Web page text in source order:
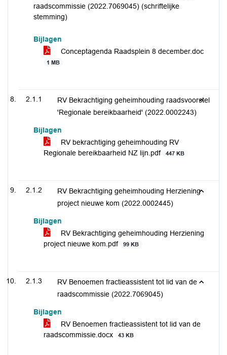
raadscommissie (2022.7069045) (schriftelijke
stemming)
Bijlagen
Conceptagenda Raadsplein 8 december.doc
1 MB
2.1.1
RV Bekrachtiging geheimhouding raadsvoorstel
'Regionale bereikbaarheid' (2022.0002243)
Bijlagen
RV bekrachtiging geheimhouding RV
Regionale bereikbaarheid NZ lijn.pdf
447 KB
2.1.2
RV Bekrachtiging geheimhouding Herziening
project nieuwe kom (2022.0002445)
Bijlagen
RV Bekrachtiging geheimhouding Herziening
project nieuwe kom.pdf
99 KB
2.1.3
RV Benoemen fractieassistent tot lid van de
raadscommissie (2022.7069045)
Bijlagen
RV Benoemen fractieassistent tot lid van de
raadscommissie.docx
43 KB